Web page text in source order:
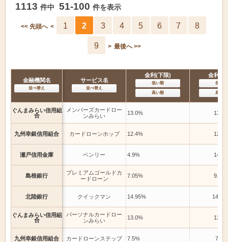
1113 件中 51-100 件を表示
<< 先頭へ < 1 2 3 4 5 6 7 8
9 > 最後へ >>
金融機関名
並べ替え
サービス名
並べ替え
金利(下限)
低い順
高い順
金利(上
低い順
高い順
ぐんまみらい信用組
合
九州幸銀信用組合
瀬戸信用金庫
島根銀行
北陸銀行
ぐんまみらい信用組
合
九州幸銀信用組合
メンバーズカードロー
ンみらい
13.0%
カードローンホップ 12.4%
ベンリー 4.9%
プレミアムゴールドカ
ードローン
7.05%
クイックマン 14.95%
パーソナルカードロー
ンみらい
13.0%
カードローンステップ 7.5% 7.5%